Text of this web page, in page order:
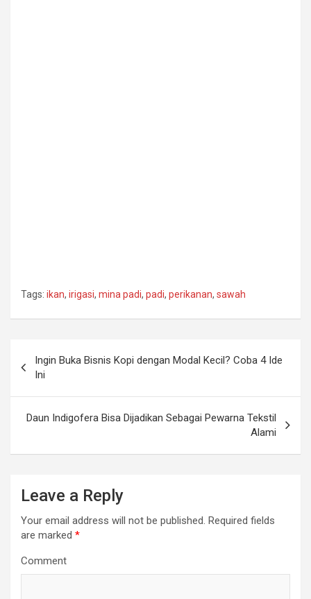
Tags: ikan, irigasi, mina padi, padi, perikanan, sawah
navigation
Ingin Buka Bisnis Kopi dengan Modal Kecil? Coba 4 Ide
Ini
Daun Indigofera Bisa Dijadikan Sebagai Pewarna Tekstil
Alami
Leave a Reply
Your email address will not be published. Required fields
are marked *
Comment